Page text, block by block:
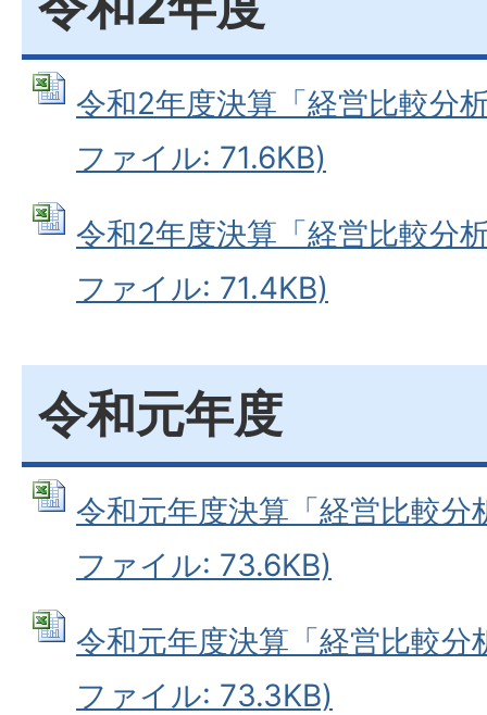
令和2年度決算「経営比較分
ファイル: 71.6KB)
令和2年度決算「経営比較分
ファイル: 71.4KB)
令和元年度
令和元年度決算「経営比較
ファイル: 73.6KB)
令和元年度決算「経営比較
ファイル: 73.3KB)